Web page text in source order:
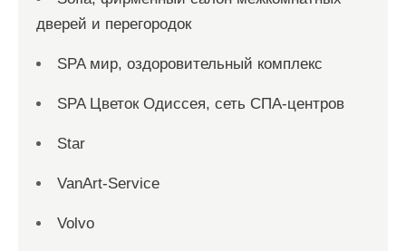
дверей и перегородок
SPA мир, оздоровительный комплекс
SPA Цветок Одиссея, сеть СПА-центров
Star
VanArt-Service
Volvo